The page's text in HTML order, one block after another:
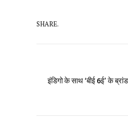
SHARE.
इंडिगो के साथ ‘बीई 6ई’ के